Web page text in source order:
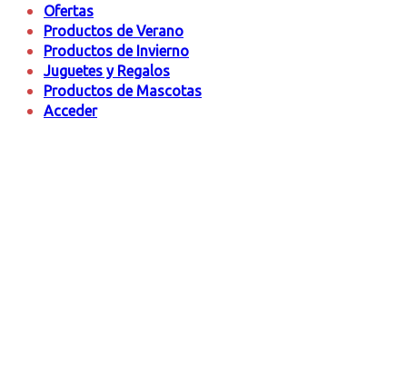
Ofertas
Productos de Verano
Productos de Invierno
Juguetes y Regalos
Productos de Mascotas
Acceder